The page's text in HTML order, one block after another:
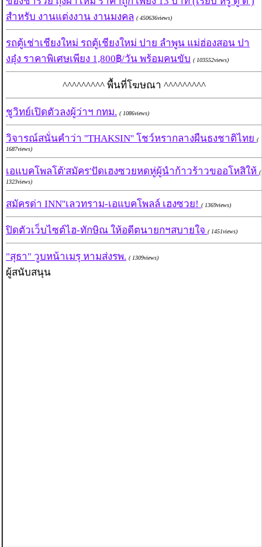
สำหรับ งานแต่งงาน งานมงคล ( 450636views)
รถตู้เช่าเชียงใหม่ รถตู้เชียงใหม่ ปาย ลำพูน แม่ฮ่องสอน ปา
งอุ๋ง ราคาพิเศษเพียง 1,800฿/วัน พร้อมคนขับ ( 103552views)
^^^^^^^^^ พื้นที่โฆษณา ^^^^^^^^^
ชูวิทย์เปิดตัวลงผู้ว่าฯ กทม. ( 1086views)
วิจารณ์สนั่นคำว่า ''THAKSIN'' โชว์หรากลางผืนธงชาติไทย (
1687views)
เอแบคโพลโต้'สมัคร'ปัดเฮงซวยหดหู่ผู้นำก้าวร้าวขออโหสิให้ (
1323views)
สมัครด่า INN''เลวทราม-เอแบคโพลล์ เฮงซวย! ( 1369views)
ปิดตัวเว็บไซต์ไฮ-ทักษิณ ให้อดีตนายกฯสบายใจ ( 1451views)
"สุธา" วูบหน้าเมรุ หามส่งรพ. ( 1309views)
ผู้สนับสนุน